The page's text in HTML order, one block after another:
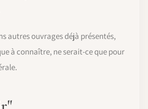
autres ouvrages déjà présentés,
à connaître, ne serait-ce que pour